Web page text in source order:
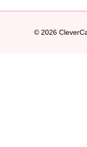
© 2026